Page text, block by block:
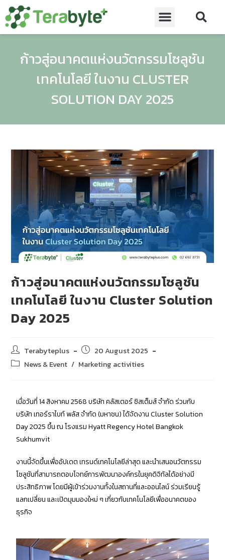
ก้าวสู่อนาคตแห่งนวัตกรรมโซลูชัน
เทคโนโลยี ในงาน CLUSTER
SOLUTION DAY 2025
ก้าวสู่อนาคตแห่งนวัตกรรมโซลูชัน
เทคโนโลยี ในงาน Cluster Solution
Day 2025
Terabyteplus
20 August 2025
News & Event / Marketing activities
เมื่อวันที่ 14 สิงหาคม 2568 บริษัท คลัสเตอร์ ซิสเต็มส์ จำกัด ร่วมกับ
บริษัท เทอร์ราไบท์ พลัส จำกัด (มหาชน) ได้จัดงาน Cluster Solution
Day 2025 ขึ้น ณ โรงแรม Hyatt Regency Hotel Bangkok
Sukhumvit
งานนี้จัดขึ้นเพื่ออัปเดต เทรนด์เทคโนโลยีล่าสุด และนำเสนอนวัตกรรม
โซลูชันที่สามารถตอบโจทย์การพัฒนาองค์กรในยุคดิจิทัลได้อย่างมี
ประสิทธิภาพ โดยมีผู้เข้าร่วมงานทั้งในสถานที่และออนไลน์ ร่วมเรียนรู้
แลกเปลี่ยน และเปิดมุมมองใหม่ ๆ เกี่ยวกับเทคโนโลยีเพื่ออนาคตของ
ธุรกิจ